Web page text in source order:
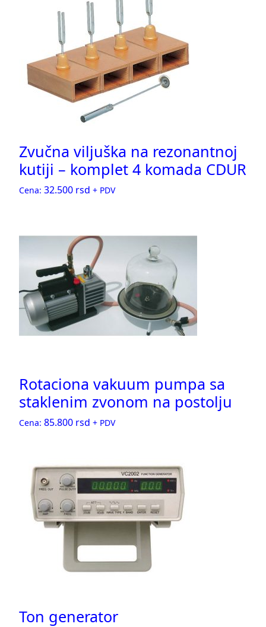
Zvučna viljuška na rezonantnoj
kutiji – komplet 4 komada CDUR
Cena: 32.500 rsd + PDV
Rotaciona vakuum pumpa sa
staklenim zvonom na postolju
Cena: 85.800 rsd + PDV
Ton generator